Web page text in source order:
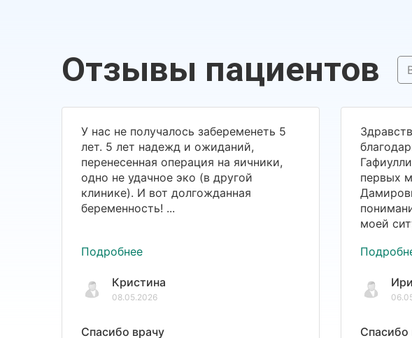
Отзывы пациентов
У нас не получалось забеременеть 5
лет. 5 лет надежд и ожиданий,
перенесенная операция на яичники,
одно не удачное эко (в другой
клинике). И вот долгожданная
беременность! ...
Подробнее
Кристина
08.05.2026
Спасибо врачу
первых
моей
Спасибо